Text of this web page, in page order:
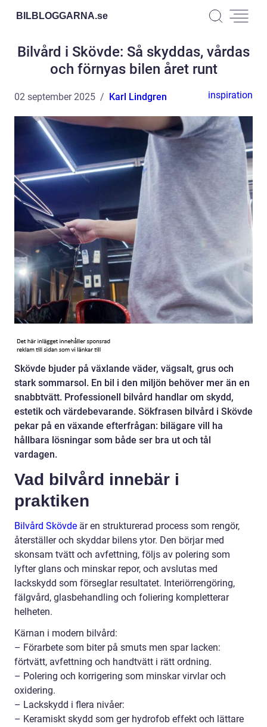
BILBLOGGARNA.se
Bilvård i Skövde: Så skyddas, vårdas
och förnyas bilen året runt
02 september 2025 Karl Lindgren inspiration
Skövde bjuder på växlande väder, vägsalt, grus och
stark sommarsol. En bil i den miljön behöver mer än en
snabbtvätt. Professionell bilvård handlar om skydd,
estetik och värdebevarande. Sökfrasen bilvård i Skövde
pekar på en växande efterfrågan: bilägare vill ha
hållbara lösningar som både ser bra ut och tål
vardagen.
Vad bilvård innebär i
praktiken
Bilvård Skövde är en strukturerad process som rengör,
återställer och skyddar bilens ytor. Den börjar med
skonsam tvätt och avfettning, följs av polering som
lyfter glans och minskar repor, och avslutas med
lackskydd som förseglar resultatet. Interiörrengöring,
fälgvård, glasbehandling och foliering kompletterar
helheten.
Kärnan i modern bilvård:
– Förarbete som biter på smuts men spar lacken:
förtvätt, avfettning och handtvätt i rätt ordning.
– Polering och korrigering som minskar virvlar och
oxidering.
– Lackskydd i flera nivåer:
– Keramiskt skydd som ger hydrofob effekt och lättare